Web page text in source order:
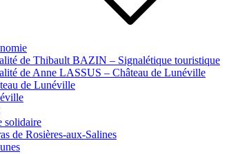
de Thibault BAZIN – Signalétique touristique
de Anne LASSUS – Château de Lunéville
de Lunéville
solidaire
de Rosières-aux-Salines